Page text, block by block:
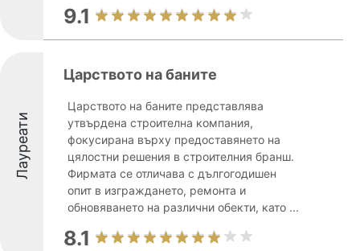
9.1
Лауреати
Царството на баните
Царството на баните представлява
утвърдена строителна компания,
фокусирана върху предоставянето на
цялостни решения в строителния бранш.
Фирмата се отличава с дългогодишен
опит в изграждането, ремонта и
обновяването на различни обекти, като ...
8.1